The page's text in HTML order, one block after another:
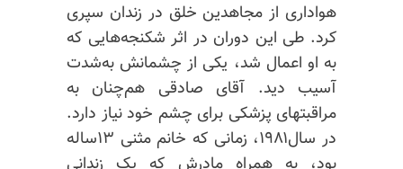
هواداری از مجاهدین خلق در زندان سپری
کرد. طی این دوران در اثر شکنجه‌هایی که
به او اعمال شد، یکی از چشمانش به‌شدت
آسیب دید. آقای صادقی هم‌چنان به
مراقبتهای پزشکی برای چشم خود نیاز دارد.
در سال۱۹۸۱، زمانی که خانم مثنی ۱۳ساله